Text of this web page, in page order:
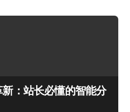
：站长必懂的智能分